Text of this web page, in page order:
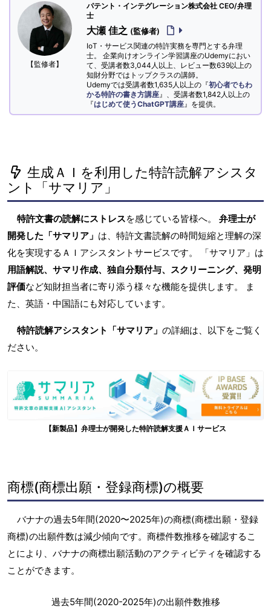
【監修者】
パテント・インテグレーション株式会社 CEO/弁理
士
大瀬 佳之 (監修者)
IoT・サービス関連の特許実務を専門とする弁理
士。 企業向けオンライン学習講座のUdemyにおい
て、受講者数3,044人以上、レビュー数639以上の
知財分野ではトップクラスの講師。
Udemyでは受講者数1,635人以上の『初心者でもわ
かる特許の書き方講座 』、受講者数1,842人以上の
『はじめて使うChatGPT講座 』を提供。
生成ＡＩを利用した特許読解アシスタ
ント「サマリア」
特許文書の読解にストレスを感じている皆様へ。 弁理士が
開発した「サマリア」 は、特許文書読解の時間短縮と理解の深
化を実現するＡＩアシスタントサービスです。 「サマリア」は
用語解説、サマリ作成、独自分類付与、スクリーニング、発明
評価など知財担当者に寄り添う様々な機能を提供します。 ま
た、英語・中国語にも対応しています。
特許読解アシスタント「サマリア」 の詳細は、以下をご覧く
ださい。
【新製品】弁理士が開発した特許読解支援ＡＩサービス
商標(商標出願・登録商標)の概要
バナナの過去5年間(2020〜2025年)の商標(商標出願・登録
商標)の出願件数は減少傾向です。商標件数推移を確認するこ
とにより、バナナの商標出願活動のアクティビティを確認する
ことができます。
過去5年間(2020-2025年)の出願件数推移